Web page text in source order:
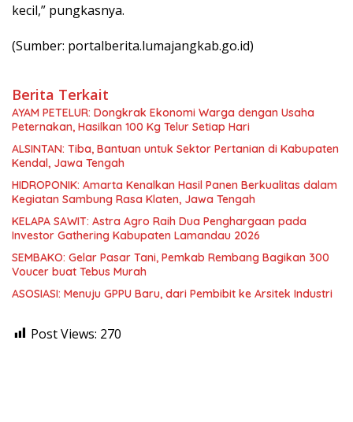
kecil,” pungkasnya.
(Sumber: portalberita.lumajangkab.go.id)
Berita Terkait
AYAM PETELUR: Dongkrak Ekonomi Warga dengan Usaha
Peternakan, Hasilkan 100 Kg Telur Setiap Hari
ALSINTAN: Tiba, Bantuan untuk Sektor Pertanian di Kabupaten
Kendal, Jawa Tengah
HIDROPONIK: Amarta Kenalkan Hasil Panen Berkualitas dalam
Kegiatan Sambung Rasa Klaten, Jawa Tengah
KELAPA SAWIT: Astra Agro Raih Dua Penghargaan pada
Investor Gathering Kabupaten Lamandau 2026
SEMBAKO: Gelar Pasar Tani, Pemkab Rembang Bagikan 300
Voucer buat Tebus Murah
ASOSIASI: Menuju GPPU Baru, dari Pembibit ke Arsitek Industri
Post Views: 270